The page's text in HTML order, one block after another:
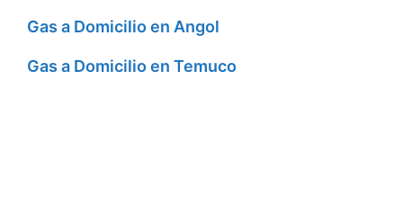
Gas a Domicilio en Angol
Gas a Domicilio en Temuco